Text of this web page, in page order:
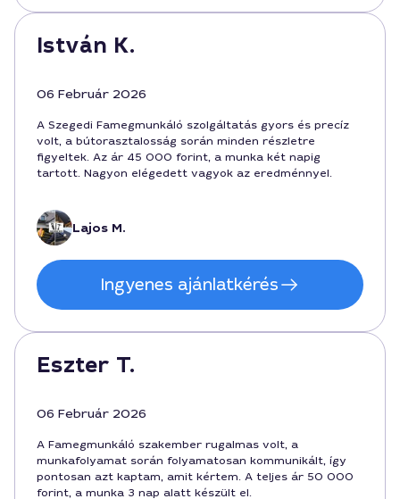
István K.
06 Február 2026
A Szegedi Famegmunkáló szolgáltatás gyors és precíz
volt, a bútorasztalosság során minden részletre
figyeltek. Az ár 45 000 forint, a munka két napig
tartott. Nagyon elégedett vagyok az eredménnyel.
Lajos M.
Ingyenes ajánlatkérés
Eszter T.
06 Február 2026
A Famegmunkáló szakember rugalmas volt, a
munkafolyamat során folyamatosan kommunikált, így
pontosan azt kaptam, amit kértem. A teljes ár 50 000
forint, a munka 3 nap alatt készült el.